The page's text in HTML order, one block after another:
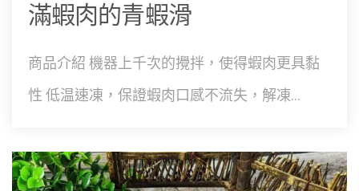
滿蝦肉的青蝦滑
商品介紹 機器上千次的攪拌，使得蝦肉更具黏
性 低温速凍，保證蝦肉口感不流失，解凍...